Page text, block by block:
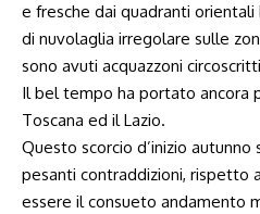
e fresche dai quadranti
di nuvolaglia irregolare sulle
sono avuti acquazzoni
Il bel tempo ha portato ancora
Toscana ed il Lazio.
Questo scorcio d’inizio
pesanti contraddizioni, rispetto
essere il consueto andamento